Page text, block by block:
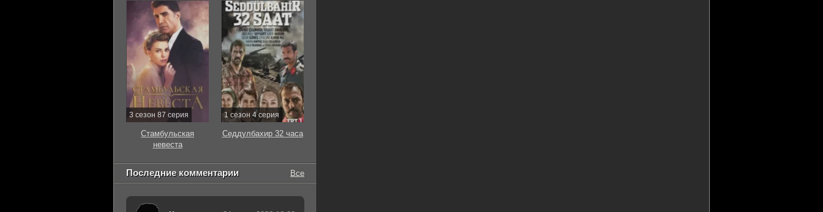
3 сезон 87 серия
Стамбульская
невеста
1 сезон 4 серия
Седдулбахир 32 часа
Последние комментарии Все